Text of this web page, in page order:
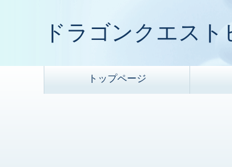
ドラゴンクエス
トップページ